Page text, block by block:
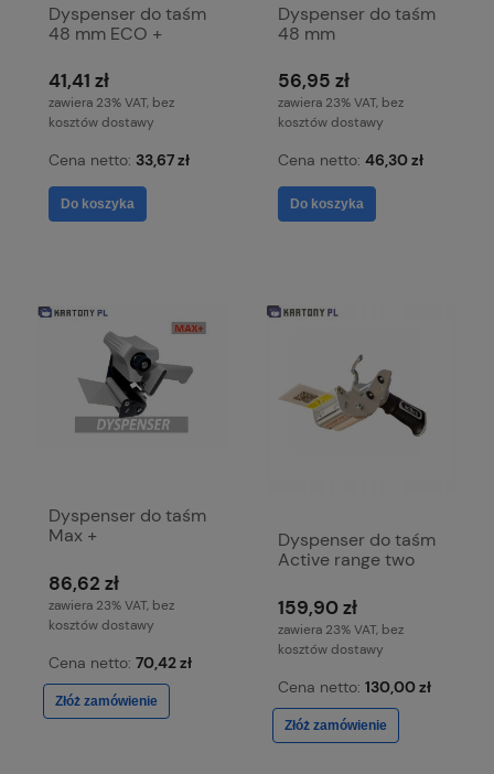
Dyspenser do taśm
48 mm ECO +
41,41 zł
zawiera 23% VAT, bez
kosztów dostawy
Cena netto: 33,67 zł
Do koszyka
Dyspenser do taśm
48 mm
56,95 zł
zawiera 23% VAT, bez
kosztów dostawy
Cena netto:46,30 zł
Do koszyka
Dyspenser do taśm
Max +
86,62 zł
zawiera 23% VAT, bez
kosztów dostawy
Cena netto: 70,42 zł
Złóż zamówienie
Dyspenser do taśm
Active range two
159,90 zł
zawiera 23% VAT, bez
kosztów dostawy
Cena netto:130,00 zł
Złóż zamówienie